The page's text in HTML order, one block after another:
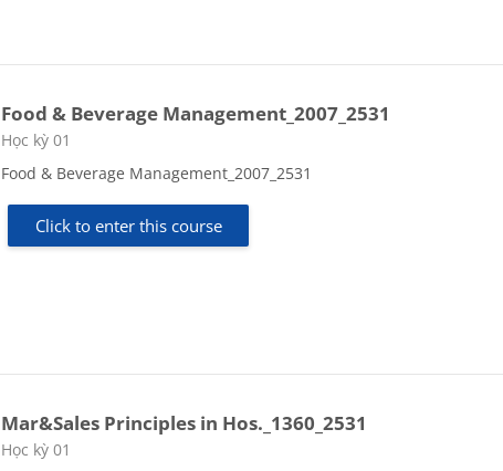
Food & Beverage Management_2007_2531
Course category
Học kỳ 01
Food & Beverage Management_2007_2531
Click to enter this course
Mar&Sales Principles in Hos._1360_2531
Course category
Học kỳ 01